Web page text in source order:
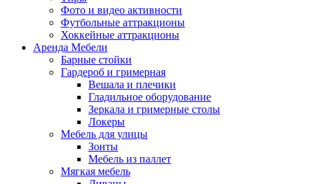
Фото и видео активности
Футбольные аттракционы
Хоккейные аттракционы
Аренда Мебели
Барные стойки
Гардероб и гримерная
Вешала и плечики
Гладильное оборудование
Зеркала и гримерные столы
Локеры
Мебель для улицы
Зонты
Мебель из паллет
Мягкая мебель